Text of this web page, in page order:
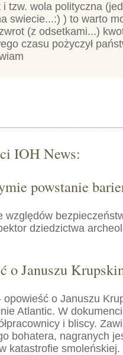
tzw. wola polityczna
swiecie...:) ) to warto
(z odsetkami...)
czasu pożyczył
IOH News:
powstanie
dziedzictwa
o Januszu
o Januszu
Atlantic. W
i bliscy.
bohatera, nagranych
katastrofie smoleńskiej.